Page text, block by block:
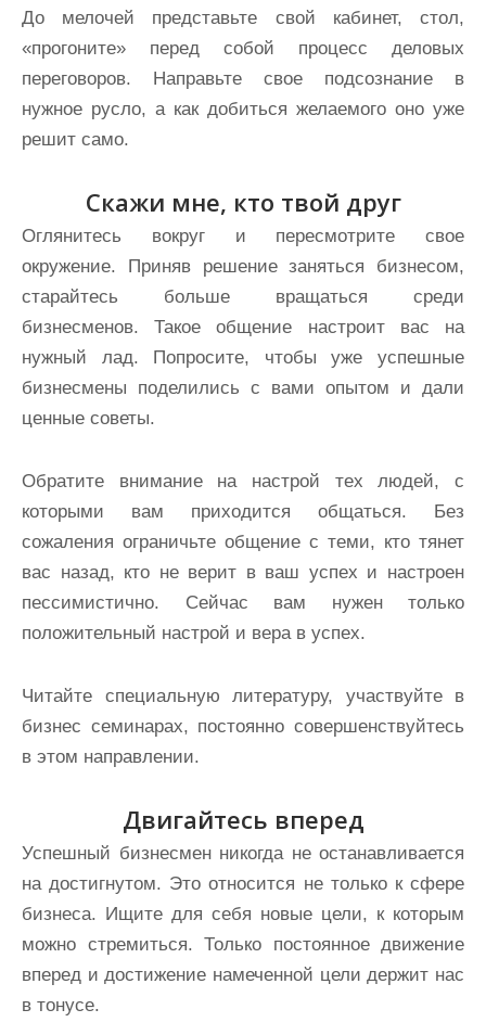
До мелочей представьте свой кабинет, стол,
«прогоните» перед собой процесс деловых
переговоров. Направьте свое подсознание в
нужное русло, а как добиться желаемого оно уже
решит само.
Скажи мне, кто твой друг
Оглянитесь вокруг и пересмотрите свое
окружение. Приняв решение заняться бизнесом,
старайтесь больше вращаться среди
бизнесменов. Такое общение настроит вас на
нужный лад. Попросите, чтобы уже успешные
бизнесмены поделились с вами опытом и дали
ценные советы.
Обратите внимание на настрой тех людей, с
которыми вам приходится общаться. Без
сожаления ограничьте общение с теми, кто тянет
вас назад, кто не верит в ваш успех и настроен
пессимистично. Сейчас вам нужен только
положительный настрой и вера в успех.
Читайте специальную литературу, участвуйте в
бизнес семинарах, постоянно совершенствуйтесь
в этом направлении.
Двигайтесь вперед
Успешный бизнесмен никогда не останавливается
на достигнутом. Это относится не только к сфере
бизнеса. Ищите для себя новые цели, к которым
можно стремиться. Только постоянное движение
вперед и достижение намеченной цели держит нас
в тонусе.